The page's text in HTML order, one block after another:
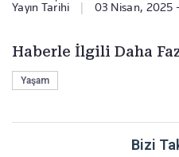
Yayın Tarihi 03 Nisan, 2025
Haberle İlgili Daha
Yaşam
Bizi